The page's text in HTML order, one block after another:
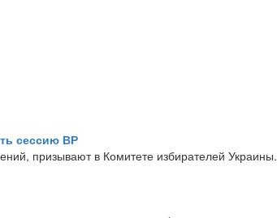
сессию ВР
призывают в Комитете избирателей